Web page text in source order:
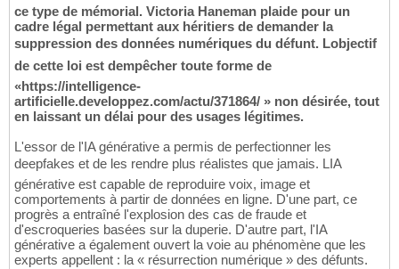
ce type de mémorial. Victoria Haneman plaide pour un
cadre légal permettant aux héritiers de demander la
suppression des données numériques du défunt. Lobjectif
de cette loi est dempêcher toute forme de
«https://intelligence-
artificielle.developpez.com/actu/371864/ » non désirée, tout
en laissant un délai pour des usages légitimes.
L'essor de l'IA générative a permis de perfectionner les
deepfakes et de les rendre plus réalistes que jamais. LIA
générative est capable de reproduire voix, image et
comportements à partir de données en ligne. D'une part, ce
progrès a entraîné l'explosion des cas de fraude et
d'escroqueries basées sur la duperie. D'autre part, l'IA
générative a également ouvert la voie au phénomène que les
experts appellent : la « résurrection numérique » des défunts.